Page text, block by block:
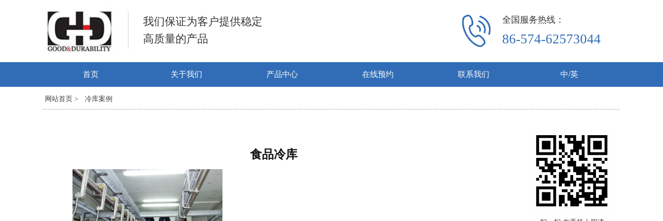
我们保证为客户提供稳定
高质量的产品
全国服务热线：
86-574-62573044
首页 关于我们 产品中心 在线预约 联系我们 中/英
网站首页 > 冷库案例
食品冷库